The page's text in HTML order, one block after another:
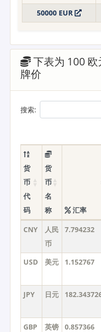
50000 EUR
下表为 100
牌价
搜索:
货
币
代
码
货
币
名
称
汇率
CNY
人民
币
7.794232
USD 美元 1.152767
JPY 日元
GBP 英镑 0.857366